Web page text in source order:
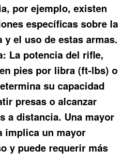
por ejemplo, existen
específicas sobre la
y el uso de estas armas.
La potencia del rifle,
pies por libra (ft-lbs) o
su capacidad
presas o alcanzar
a distancia. Una mayor
implica un mayor
y puede requerir más